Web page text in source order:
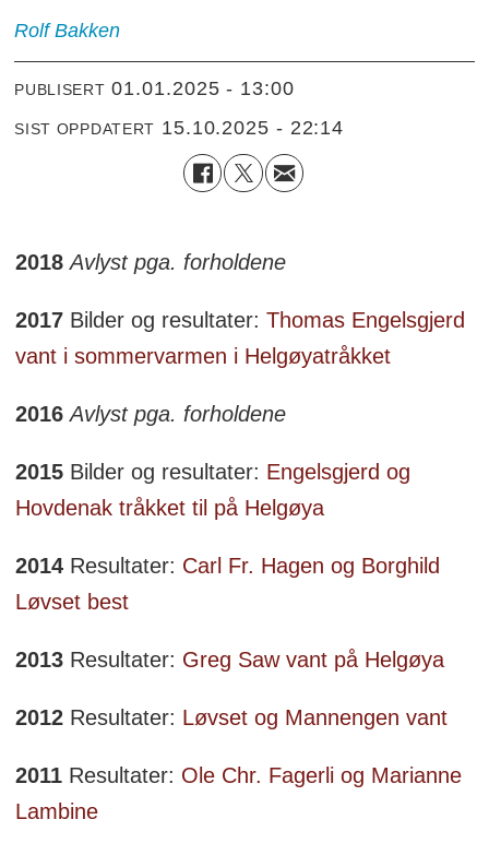
Rolf Bakken
PUBLISERT 01.01.2025 - 13:00
SIST OPPDATERT 15.10.2025 - 22:14
2018Avlyst pga. forholdene
2017 Bilder og resultater: Thomas Engelsgjerd
vant i sommervarmen i Helgøyatråkket
2016Avlyst pga. forholdene
2015 Bilder og resultater: Engelsgjerd og
Hovdenak tråkket til på Helgøya
2014Resultater: Carl Fr. Hagen og Borghild
Løvset best
2013Resultater: Greg Saw vant på Helgøya
2012Resultater: Løvset og Mannengen vant
2011Resultater: Ole Chr. Fagerli og Marianne
Lambine